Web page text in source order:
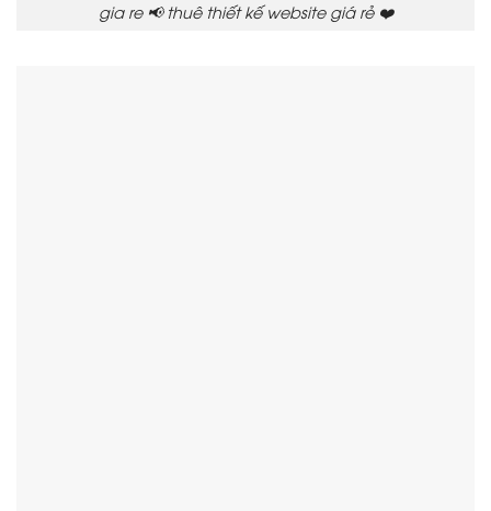
gia re 📢 thuê thiết kế website giá rẻ ❤️